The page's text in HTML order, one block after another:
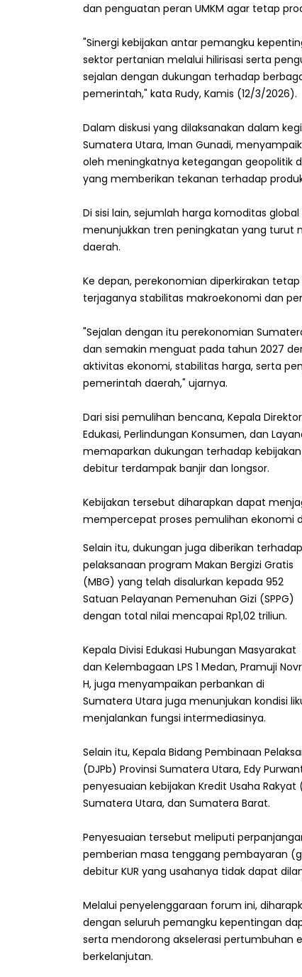
dan penguatan peran UMKM agar tetap
"Sinergi kebijakan antar pemangku
sektor pertanian melalui hilirisasi serta
sejalan dengan dukungan terhadap
pemerintah," kata Rudy, Kamis (12/3/2026).
Dalam diskusi yang dilaksanakan dalam
Sumatera Utara, Iman Gunadi,
oleh meningkatnya ketegangan geopolitik
yang memberikan tekanan terhadap
Di sisi lain, sejumlah harga komoditas
menunjukkan tren peningkatan yang turut
daerah.
Ke depan, perekonomian diperkirakan
terjaganya stabilitas makroekonomi dan
"Sejalan dengan itu perekonomian
dan semakin menguat pada tahun 2027
aktivitas ekonomi, stabilitas harga, serta
pemerintah daerah," ujarnya.
Dari sisi pemulihan bencana, Kepala
Edukasi, Perlindungan Konsumen, dan
memaparkan dukungan terhadap
debitur terdampak banjir dan longsor.
Kebijakan tersebut diharapkan dapat
mempercepat proses pemulihan ekonomi
Selain itu, dukungan juga diberikan terhadap
pelaksanaan program Makan Bergizi Gratis
(MBG) yang telah disalurkan kepada 952
Satuan Pelayanan Pemenuhan Gizi (SPPG)
dengan total nilai mencapai Rp1,02 triliun.
Kepala Divisi Edukasi Hubungan Masyarakat
dan Kelembagaan LPS 1 Medan, Pramuji
H, juga menyampaikan perbankan di
Sumatera Utara juga menunjukan kondisi
menjalankan fungsi intermediasinya.
Selain itu, Kepala Bidang Pembinaan
(DJPb) Provinsi Sumatera Utara, Edy
penyesuaian kebijakan Kredit Usaha
Sumatera Utara, dan Sumatera Barat.
Penyesuaian tersebut meliputi
pemberian masa tenggang pembayaran
debitur KUR yang usahanya tidak dapat
Melalui penyelenggaraan forum ini,
dengan seluruh pemangku kepentingan
serta mendorong akselerasi pertumbuhan
berkelanjutan.